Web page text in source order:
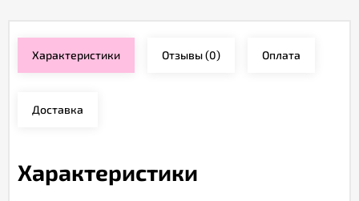
Характеристики Отзывы(0) Оплата
Доставка
Характеристики